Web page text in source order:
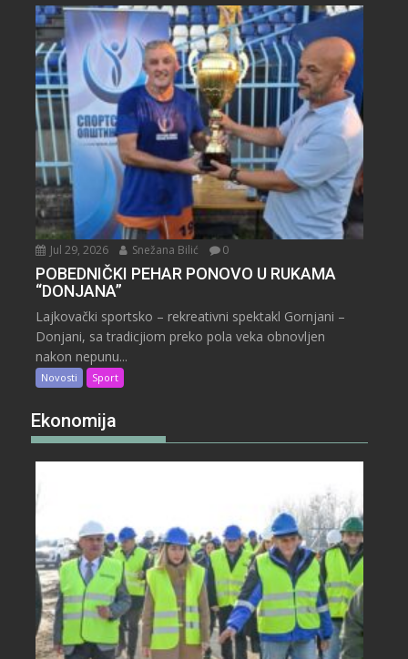
Jul 29, 2026 Snežana Bilić 0
POBEDNIČKI PEHAR PONOVO U RUKAMA
“DONJANA”
Lajkovački sportsko – rekreativni spektakl Gornjani –
Donjani, sa tradicjiom preko pola veka obnovljen
nakon nepunu...
Novosti Sport
Ekonomija